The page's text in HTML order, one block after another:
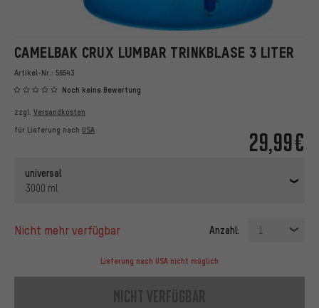
CAMELBAK CRUX LUMBAR TRINKBLASE 3 LITER
Artikel-Nr.: 56543
Noch keine Bewertung
29,99€
zzgl. Versandkosten
für Lieferung nach USA
universal
3000 ml
nicht mehr verfügbar Anzahl: 1
Lieferung nach USA nicht möglich
nicht verfügbar